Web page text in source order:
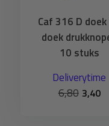
Caf 316 D
doek
10 stuks
Deliverytime
6,80 3,40